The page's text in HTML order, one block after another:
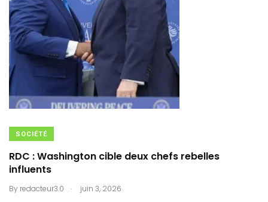
SOCIÉTÉ
RDC : Washington cible deux chefs rebelles
influents
By redacteur3.0 . juin 3, 2026